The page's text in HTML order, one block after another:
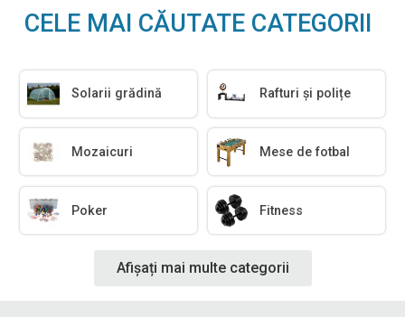
CELE MAI CĂUTATE CATEGORII
Solarii grădină Rafturi și polițe
Mozaicuri Mese de fotbal
Poker Fitness
Afișați mai multe categorii